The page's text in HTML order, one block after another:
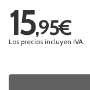
15,95€
Los precios incluyen IVA.